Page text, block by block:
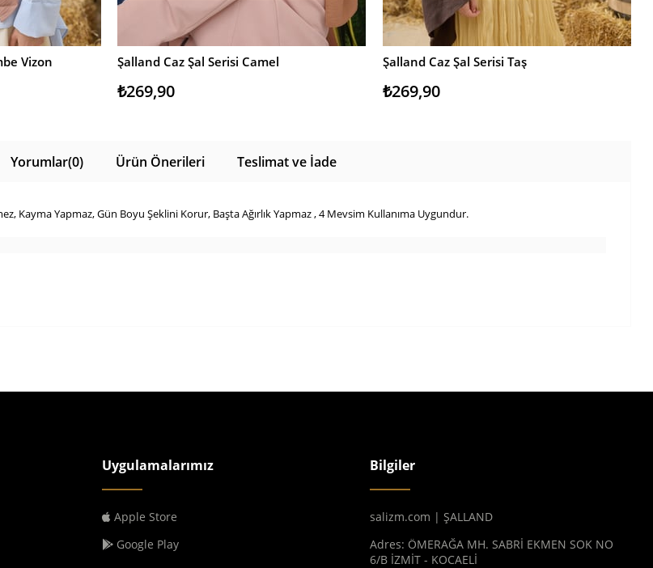
Vizon SEPETE EKLE
Şalland Caz Şal Serisi Camel
₺269,90
SEPETE EKLE
Şalland Caz Şal Serisi Taş
₺269,90
Yorumlar(0) Ürün Önerileri Teslimat ve İade
Kayma Yapmaz, Gün Boyu Şeklini Korur, Başta Ağırlık Yapmaz , 4 Mevsim Kullanıma Uygundur.
Uygulamalarımız
Apple Store
Google Play
Bilgiler
salizm.com | ŞALLAND
Adres: ÖMERAĞA MH. SABRİ EKMEN SOK NO
6/B İZMİT - KOCAELİ